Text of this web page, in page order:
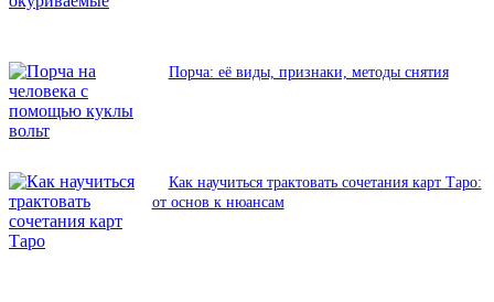
Порча: её виды, признаки, методы снятия
Как научиться трактовать сочетания карт Таро:
от основ к нюансам